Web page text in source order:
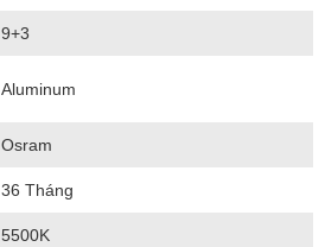
9+3
Aluminum
Osram
36 Tháng
5500K